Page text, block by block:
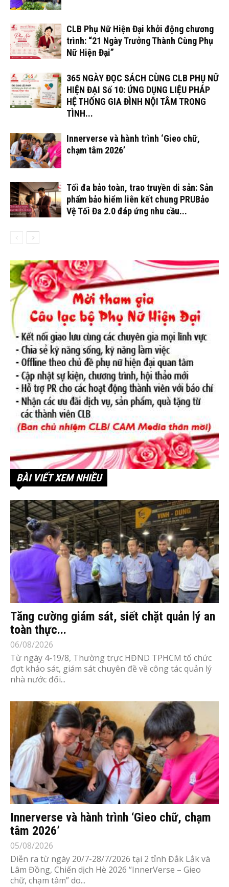
CLB Phụ Nữ Hiện Đại khởi động chương
trình: “21 Ngày Trưởng Thành Cùng Phụ
Nữ Hiện Đại”
365 NGÀY ĐỌC SÁCH CÙNG CLB PHỤ NỮ
HIỆN ĐẠI Số 10: ỨNG DỤNG LIỆU PHÁP
HỆ THỐNG GIA ĐÌNH NỘI TÂM TRONG
TÌNH...
Innerverse và hành trình ‘Gieo chữ,
chạm tâm 2026’
Tối đa bảo toàn, trao truyền di sản: Sản
phẩm bảo hiểm liên kết chung PRUBảo
Vệ Tối Đa 2.0 đáp ứng nhu cầu...
BÀI VIẾT XEM NHIỀU
Tăng cường giám sát, siết chặt quản lý an
toàn thực...
06/08/2026
Từ ngày 4-19/8, Thường trực HĐND TPHCM tổ chức
đợt khảo sát, giám sát chuyên đề về công tác quản lý
nhà nước đối...
Innerverse và hành trình ‘Gieo chữ, chạm
tâm 2026’
05/08/2026
Diễn ra từ ngày 20/7-28/7/2026 tại 2 tỉnh Đắk Lắk và
Lâm Đồng, Chiến dịch Hè 2026 “InnerVerse – Gieo
chữ, chạm tâm” do...